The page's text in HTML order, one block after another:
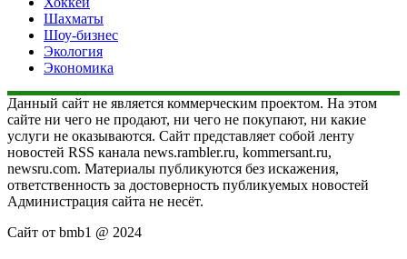
Шахматы
Шоу-бизнес
Экология
Экономика
Данный сайт не является коммерческим проектом. На этом
сайте ни чего не продают, ни чего не покупают, ни какие
услуги не оказываются. Сайт представляет собой ленту
новостей RSS канала news.rambler.ru, kommersant.ru,
newsru.com. Материалы публикуются без искажения,
ответственность за достоверность публикуемых новостей
Администрация сайта не несёт.
Сайт от bmb1 @ 2024